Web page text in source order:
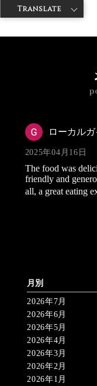
神戸牛ダイヤ > 神戸牛
ローカルガ
2025年04月16日
The food was
friendly and
all, a great eating
月別
2026年7月
2026年6月
2026年5月
2026年4月
2026年3月
2026年2月
2026年1月
Translate